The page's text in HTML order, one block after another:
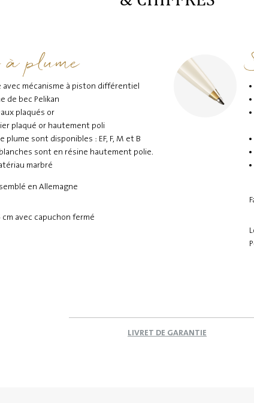
à plume
avec mécanisme à piston différentiel
de bec Pelikan
plaqués or
plaqué or hautement poli
plume sont disponibles : EF, F, M et B
sont en résine hautement polie.
marbré
en Allemagne
cm avec capuchon fermé
LIVRET DE GARANTIE